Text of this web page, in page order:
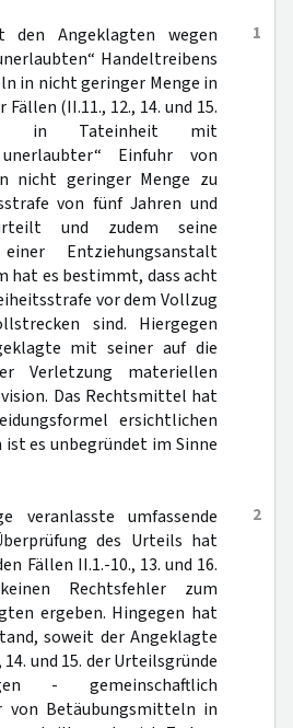
1
den Angeklagten wegen
Handeltreibens
in nicht geringer Menge in
(II.11., 12., 14. und 15.
in Tateinheit mit
unerlaubter“ Einfuhr von
nicht geringer Menge zu
von fünf Jahren und
und zudem seine
Entziehungsanstalt
hat es bestimmt, dass acht
vor dem Vollzug
sind. Hiergegen
mit seiner auf die
Verletzung materiellen
Das Rechtsmittel hat
ersichtlichen
es unbegründet im Sinne
2
veranlasste umfassende
des Urteils hat
Fällen II.1.-10., 13. und 16.
Rechtsfehler zum
ergeben. Hingegen hat
soweit der Angeklagte
14. und 15. der Urteilsgründe
- gemeinschaftlich
von Betäubungsmitteln in